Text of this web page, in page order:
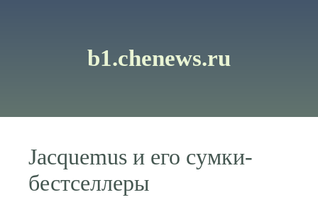
b1.chenews.ru
Jacquemus и его сумки-
бестселлеры